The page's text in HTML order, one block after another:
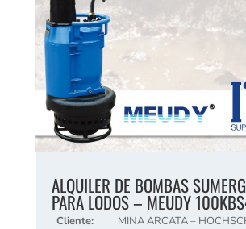
ALQUILER DE BOMBAS
PARA LODOS – MEUDY
Cliente: MINA ARCATA –